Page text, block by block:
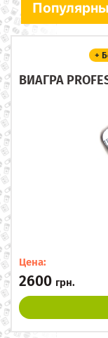
+
ВИАГРА
Цена:
2600 грн.